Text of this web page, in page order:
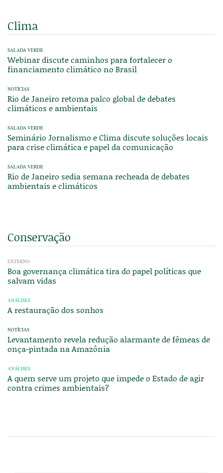
Clima
SALADA VERDE
Webinar discute caminhos para fortalecer o
financiamento climático no Brasil
NOTÍCIAS
Rio de Janeiro retoma palco global de debates
climáticos e ambientais
SALADA VERDE
Seminário Jornalismo e Clima discute soluções locais
para crise climática e papel da comunicação
SALADA VERDE
Rio de Janeiro sedia semana recheada de debates
ambientais e climáticos
Conservação
EXTERNO
Boa governança climática tira do papel políticas que
salvam vidas
ANÁLISES
A restauração dos sonhos
NOTÍCIAS
Levantamento revela redução alarmante de fêmeas de
onça-pintada na Amazônia
ANÁLISES
A quem serve um projeto que impede o Estado de agir
contra crimes ambientais?